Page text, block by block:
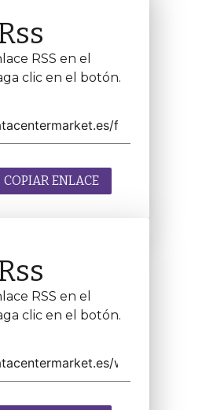
RSS en el
clic en el botón.
COPIAR ENLACE
RSS en el
clic en el botón.